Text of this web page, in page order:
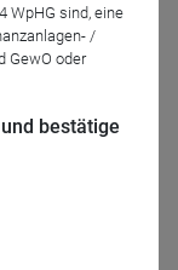
Schumacher-
Impact Investing
WpHG sind, eine
/
GewO oder
bestätige